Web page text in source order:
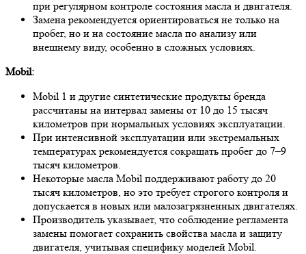
при регулярном контроле состояния масла и двигателя.
Замена рекомендуется ориентироваться не только на
пробег, но и на состояние масла по анализу или
внешнему виду, особенно в сложных условиях.
Mobil:
Mobil 1 и другие синтетические продукты бренда
рассчитаны на интервал замены от 10 до 15 тысяч
километров при нормальных условиях эксплуатации.
При интенсивной эксплуатации или экстремальных
температурах рекомендуется сокращать пробег до 7–9
тысяч километров.
Некоторые масла Mobil поддерживают работу до 20
тысяч километров, но это требует строгого контроля и
допускается в новых или малозагрязненных двигателях.
Производитель указывает, что соблюдение регламента
замены помогает сохранить свойства масла и защиту
двигателя, учитывая специфику моделей Mobil.